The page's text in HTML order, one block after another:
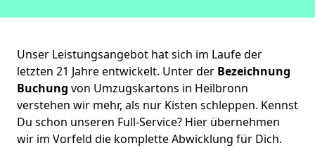
Unser Leistungsangebot hat sich im Laufe der
letzten 21 Jahre entwickelt. Unter der Bezeichnung
Buchung von Umzugskartons in Heilbronn
verstehen wir mehr, als nur Kisten schleppen. Kennst
Du schon unseren Full-Service? Hier übernehmen
wir im Vorfeld die komplette Abwicklung für Dich.